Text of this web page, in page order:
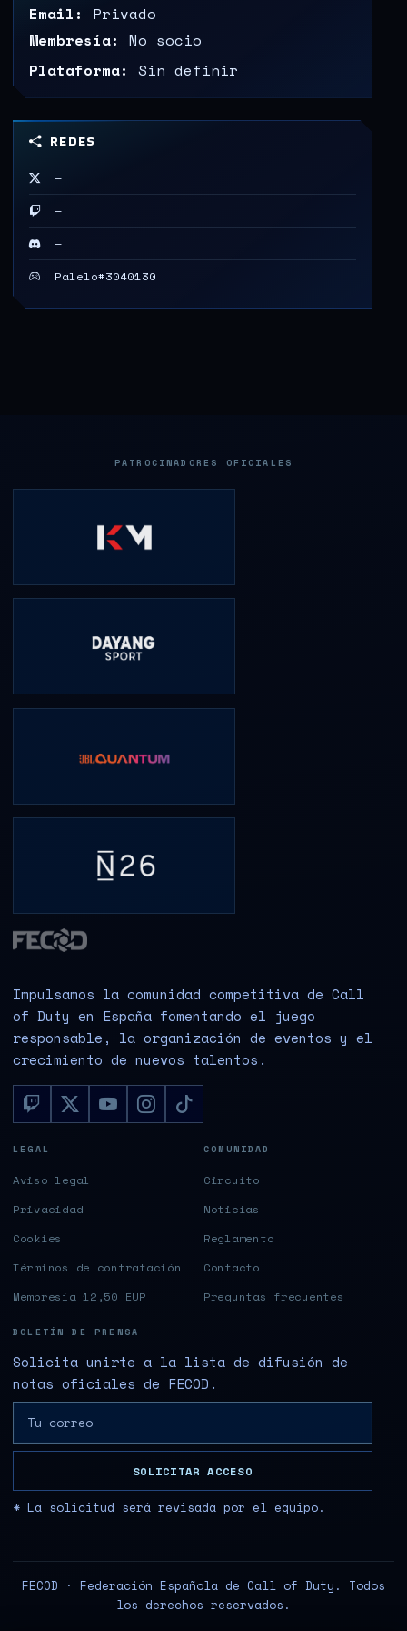
Email:
Privado
Membresía: No socio
Plataforma: Sin definir
REDES
—
—
—
Palelo#3040130
PATROCINADORES OFICIALES
Impulsamos la comunidad competitiva de Call
of Duty en España fomentando el juego
responsable, la organización de eventos y el
crecimiento de nuevos talentos.
LEGAL
Aviso legal
Privacidad
Cookies
Términos de contratación
Membresía 12,50 EUR
COMUNIDAD
Circuito
Noticias
Reglamento
Contacto
Preguntas frecuentes
BOLETÍN DE PRENSA
Solicita unirte a la lista de difusión de
notas oficiales de FECOD.
SOLICITAR ACCESO
* La solicitud será revisada por el equipo.
FECOD · Federación Española de Call of Duty. Todos
los derechos reservados.